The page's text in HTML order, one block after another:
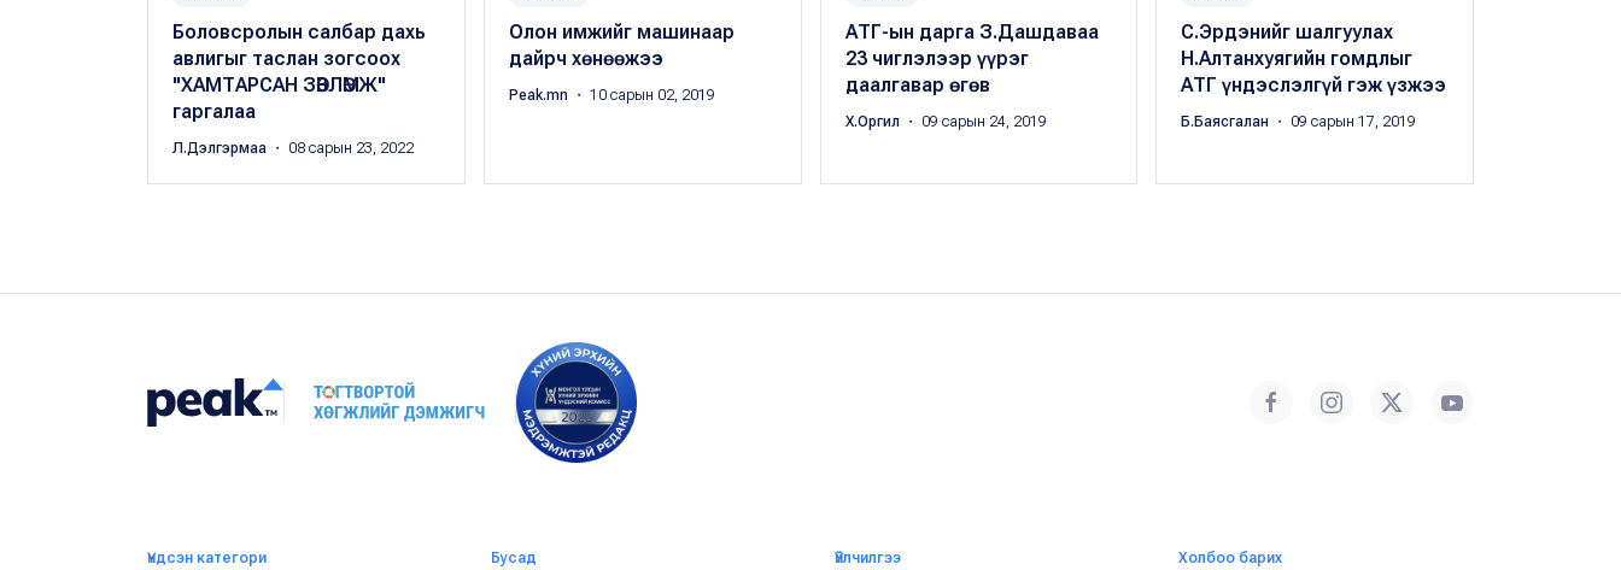
Боловсролын салбар дахь
авлигыг таслан зогсоох
"ХАМТАРСАН ЗӨВЛӨМЖ"
гаргалаа
Л.Дэлгэрмаа ・ 08 сарын 23, 2022
Олон имжийг машинаар
дайрч хөнөөжээ
Peak.mn ・ 10 сарын 02, 2019
АТГ-ын дарга З.Дашдаваа
23 чиглэлээр үүрэг
даалгавар өгөв
Х.Оргил ・ 09 сарын 24, 2019
С.Эрдэнийг шалгуулах
Н.Алтанхуягийн гомдлыг
АТГ үндэслэлгүй гэж үзжээ
Б.Баясгалан ・ 09 сарын 17, 2019
Үндсэн категори Бусад Үйлчилгээ Холбоо барих